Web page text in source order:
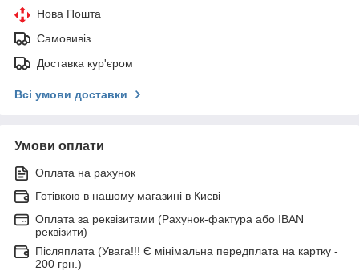
Нова Пошта
Самовивіз
Доставка кур'єром
Всі умови доставки
Умови оплати
Оплата на рахунок
Готівкою в нашому магазині в Києві
Оплата за реквізитами (Рахунок-фактура або IBAN
реквізити)
Післяплата (Увага!!! Є мінімальна передплата на картку -
200 грн.)